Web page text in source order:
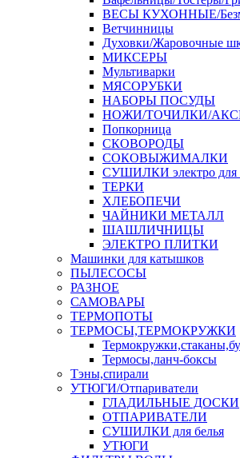
ВЕСЫ КУХОННЫЕ/
Ветчинницы
Духовки/Жаровочные
МИКСЕРЫ
Мультиварки
МЯСОРУБКИ
НАБОРЫ ПОСУДЫ
НОЖИ/ТОЧИЛКИ/
Попкорница
СКОВОРОДЫ
СОКОВЫЖИМАЛКИ
СУШИЛКИ электро для
ТЕРКИ
ХЛЕБОПЕЧИ
ЧАЙНИКИ МЕТАЛЛ
ШАШЛИЧНИЦЫ
ЭЛЕКТРО ПЛИТКИ
Машинки для катышков
ПЫЛЕСОСЫ
РАЗНОЕ
САМОВАРЫ
ТЕРМОПОТЫ
ТЕРМОСЫ,ТЕРМОКРУЖКИ
Термосы,ланч-боксы
Тэны,спирали
УТЮГИ/Отпариватели
ГЛАДИЛЬНЫЕ ДОСКИ
ОТПАРИВАТЕЛИ
СУШИЛКИ для белья
УТЮГИ